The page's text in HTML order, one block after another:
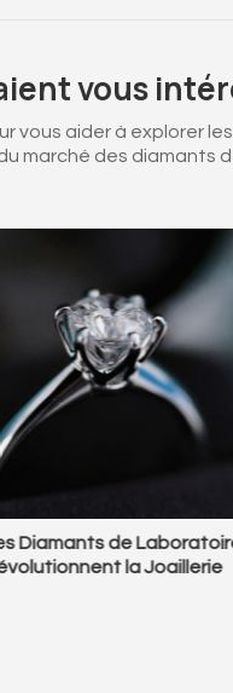
vous
vous aider à explorer les
marché des diamants
5 raisons de passer
synthèse dès